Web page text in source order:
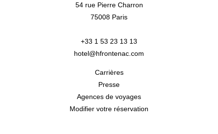
54 rue Pierre Charron
75008 Paris
+33 1 53 23 13 13
hotel@hfrontenac.com
Carrières
Presse
Agences de voyages
Modifier votre réservation